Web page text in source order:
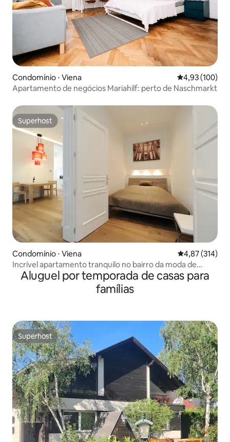
Condomínio ⋅ Viena 4,93 de uma
4,93 (100)
Apartamento de negócios Mariahilf: perto de Naschmarkt
Superhost
Superhost
Condomínio ⋅ Viena 4,87 de uma
4,87 (314)
Incrível apartamento tranquilo no bairro da moda de
Viena
Aluguel por temporada de casas para
famílias
Superhost
Superhost